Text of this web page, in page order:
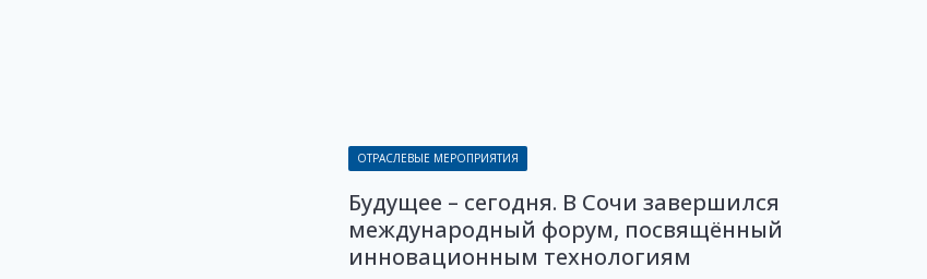
ОТРАСЛЕВЫЕ МЕРОПРИЯТИЯ
Будущее – сегодня. В Сочи завершился
международный форум, посвящённый
инновационным технологиям